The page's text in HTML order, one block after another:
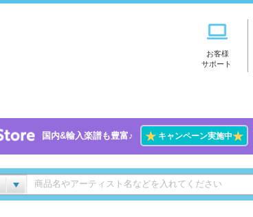
お客様
サポート
国内&輸入楽譜も豊富♪ ★キャンペーン実施中★